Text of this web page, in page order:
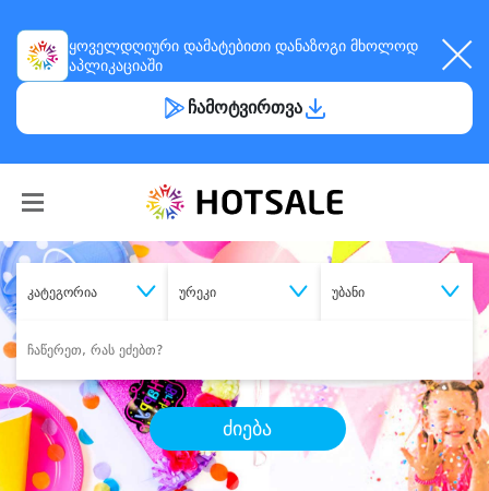
ყოველდღიური დამატებითი დანაზოგი მხოლოდ
აპლიკაციაში
ჩამოტვირთვა
კატეგორია ურეკი უბანი
ძიება
შეიძინესასურველი მომსახურება